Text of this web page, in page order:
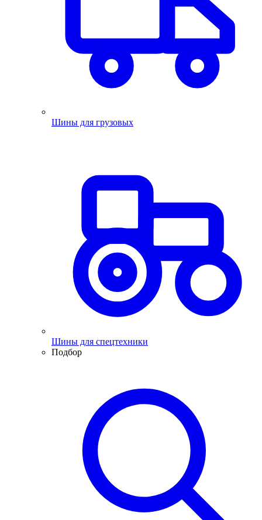
Шины для грузовых
Шины для спецтехники
Подбор